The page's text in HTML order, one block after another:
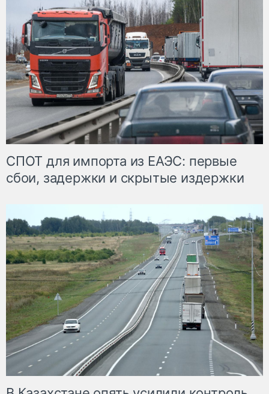
СПОТ для импорта из ЕАЭС: первые
сбои, задержки и скрытые издержки